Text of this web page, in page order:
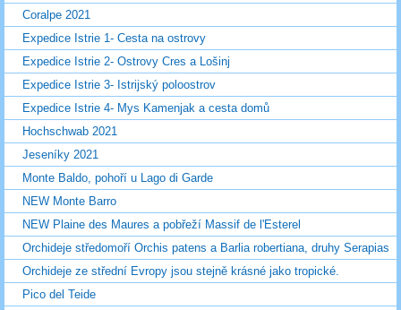
Coralpe 2021
Expedice Istrie 1- Cesta na ostrovy
Expedice Istrie 2- Ostrovy Cres a Lošinj
Expedice Istrie 3- Istrijský poloostrov
Expedice Istrie 4- Mys Kamenjak a cesta domů
Hochschwab 2021
Jeseníky 2021
Monte Baldo, pohoří u Lago di Garde
NEW Monte Barro
NEW Plaine des Maures a pobřeží Massif de l'Esterel
Orchideje středomoří Orchis patens a Barlia robertiana, druhy Serapias
Orchideje ze střední Evropy jsou stejně krásné jako tropické.
Pico del Teide